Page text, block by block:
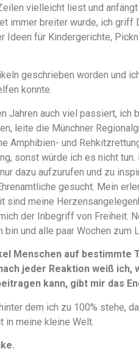
vielleicht liest und
immer breiter wurde, ich
Ideen für Kindergerichte,
geschrieben worden und
konnte.
Jahren auch viel passiert,
leite die Münchner
Amphibien- und
sonst würde ich es nicht
dazu aufzurufen und zu
gesucht. Mein
sind meine
der Inbegriff von Freiheit.
und alle paar Wochen zum
Menschen auf
jeder Reaktion weiß
kann, gibt mir das
dem ich zu 100% stehe,
in meine kleine Welt.